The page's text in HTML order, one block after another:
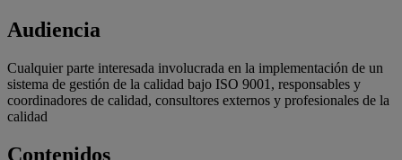
Audiencia
Cualquier parte interesada involucrada en la implementación de un
sistema de gestión de la calidad bajo ISO 9001, responsables y
coordinadores de calidad, consultores externos y profesionales de la
calidad
Contenidos